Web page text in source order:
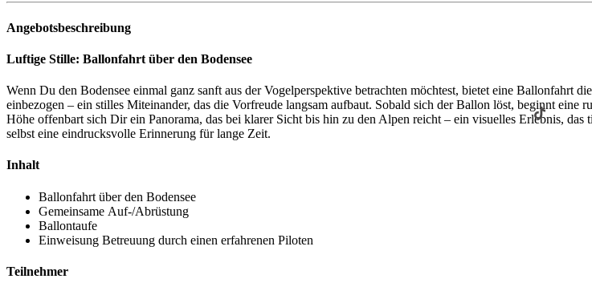
Angebotsbeschreibung
Luftige Stille: Ballonfahrt über den Bodensee
Wenn Du den Bodensee einmal ganz sanft aus der Vogelperspektive betrachten möchtest, bietet eine
einbezogen – ein stilles Miteinander, das die Vorfreude langsam aufbaut. Sobald sich der Ballon löst, beginnt
Höhe offenbart sich Dir ein Panorama, das bei klarer Sicht bis hin zu den Alpen reicht – ein visuelles Erlebnis,
selbst eine eindrucksvolle Erinnerung für lange Zeit.
Inhalt
Ballonfahrt über den Bodensee
Gemeinsame Auf-/Abrüstung
Ballontaufe
Einweisung Betreuung durch einen erfahrenen Piloten
Teilnehmer